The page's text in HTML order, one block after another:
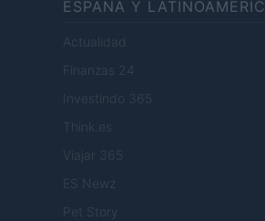
ESPANA Y
Actualidad
Finanzas 24
Investindo 365
Think.es
Viajar 365
ES Newz
Pet Story